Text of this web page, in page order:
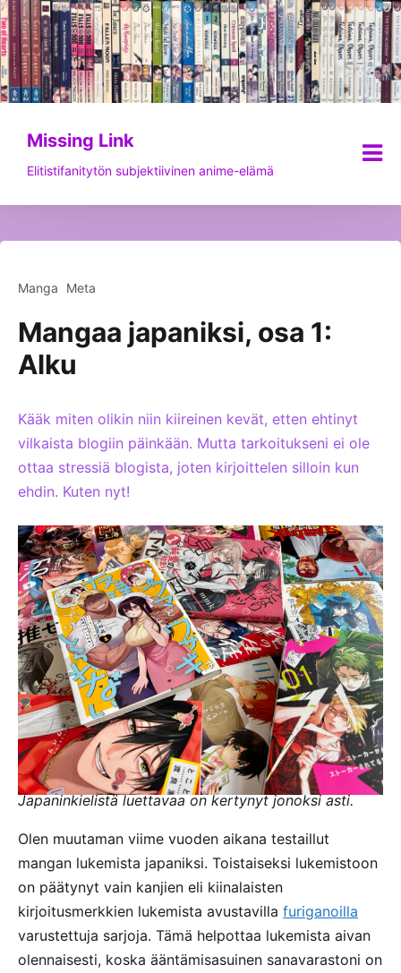
Siirry
sisältöön
Missing Link
Elitistifanitytön subjektiivinen anime-elämä
Manga Meta
Mangaa japaniksi, osa 1:
Alku
Kääk miten olikin niin kiireinen kevät, etten ehtinyt
vilkaista blogiin päinkään. Mutta tarkoitukseni ei ole
ottaa stressiä blogista, joten kirjoittelen silloin kun
ehdin. Kuten nyt!
Japaninkielistä luettavaa on kertynyt jonoksi asti.
Olen muutaman viime vuoden aikana testaillut
mangan lukemista japaniksi. Toistaiseksi lukemistoon
on päätynyt vain kanjien eli kiinalaisten
kirjoitusmerkkien lukemista avustavilla furiganoilla
varustettuja sarjoja. Tämä helpottaa lukemista aivan
olennaisesti, koska ääntämisasuinen sanavarastoni on